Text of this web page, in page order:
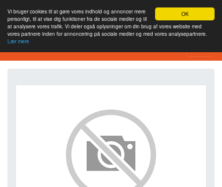
OK
Vi bruger cookies til at gøre vores indhold og annoncer mere
personligt, til at vise dig funktioner fra de sociale medier og til
at analysere vores trafik. Vi deler også oplysninger om din brug af vores website med
vores partnere inden for annoncering på sociale medier og med vores analysepartnere.
Lær mere
SEO Analytics